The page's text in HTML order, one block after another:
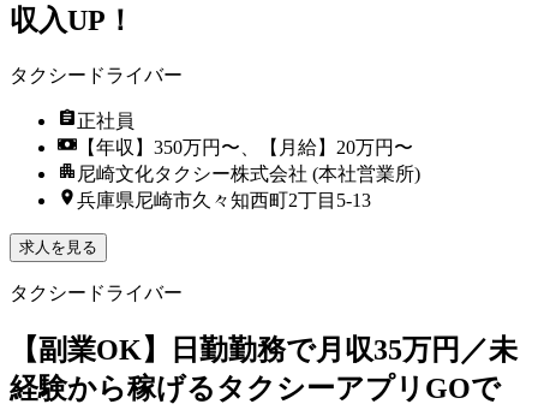
収入UP！
タクシードライバー
正社員
【年収】350万円〜、【月給】20万円〜
尼崎文化タクシー株式会社 (本社営業所)
兵庫県尼崎市久々知西町2丁目5-13
求人を見る
タクシードライバー
【副業OK】日勤勤務で月収35万円／未
経験から稼げるタクシーアプリGOで